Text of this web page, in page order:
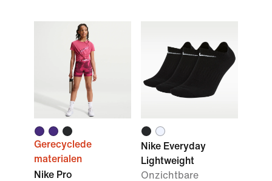
Gerecyclede
materialen
Nike Pro
Nike Everyday
Lightweight
Onzichtbare